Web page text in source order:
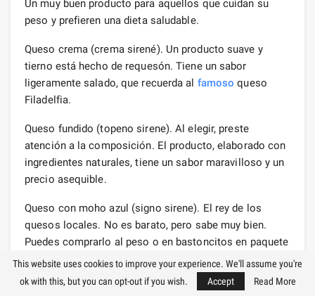
Un muy buen producto para aquellos que cuidan su
peso y prefieren una dieta saludable.
Queso crema (crema sirené). Un producto suave y
tierno está hecho de requesón. Tiene un sabor
ligeramente salado, que recuerda al famoso queso
Filadelfia.
Queso fundido (topeno sirene). Al elegir, preste
atención a la composición. El producto, elaborado con
ingredientes naturales, tiene un sabor maravilloso y un
precio asequible.
Queso con moho azul (signo sirene). El rey de los
quesos locales. No es barato, pero sabe muy bien.
Puedes comprarlo al peso o en bastoncitos en paquete
de porciones.
This website uses cookies to improve your experience. We'll assume you're
ok with this, but you can opt-out if you wish.
Accept Read More